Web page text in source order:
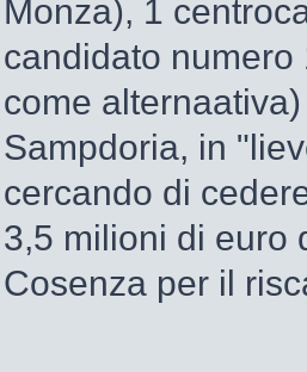
Monza), 1
candidato
come
Sampdoria, in
cercando di
3,5 milioni di euro
Cosenza per il